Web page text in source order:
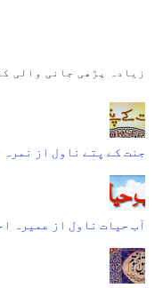
زیادہ پڑھی جانی والی
جنت کے پتے ناول از نمرہ
آب حیات ناول از عمیرہ